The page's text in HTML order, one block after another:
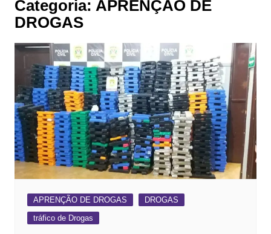
Categoria: APRENÇÃO DE
DROGAS
APRENÇÃO DE DROGAS
DROGAS
tráfico de Drogas